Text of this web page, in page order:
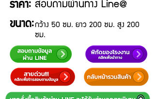
ราคา: สอบถามผ่านทาง Line@
ขนาด: กว้าง 50 ซม. ยาว 200 ซม. สูง 200
ซม.